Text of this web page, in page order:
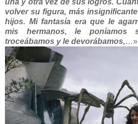
volver su figura, más
hijos. Mi fantasía era que le
mis hermanos, le poníamos
troceábamos y le devorábamos,